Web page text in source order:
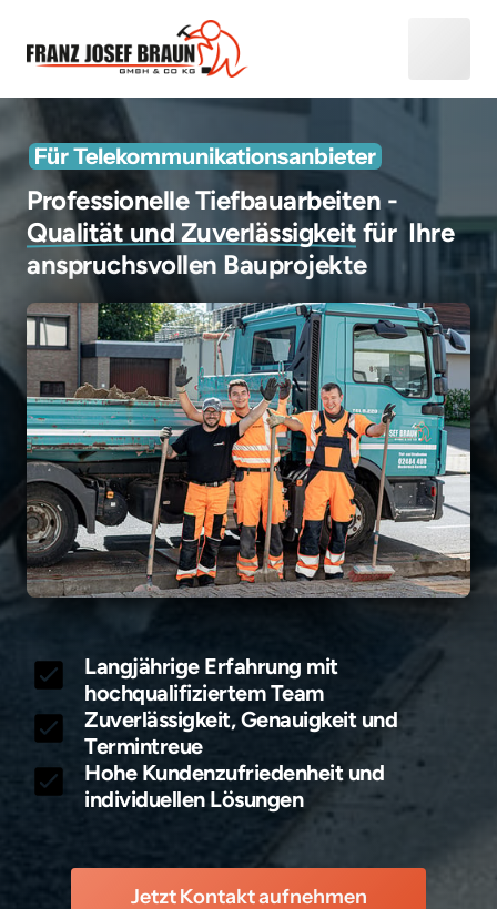
Für Telekommunikationsanbieter
Qualität und Zuverlässigkeit für  Ihre
anspruchsvollen Bauprojekte
Langjährige Erfahrung mit
hochqualifiziertem Team
Zuverlässigkeit, Genauigkeit und
Termintreue
Hohe Kundenzufriedenheit und
individuellen Lösungen
Jetzt Kontakt aufnehmen